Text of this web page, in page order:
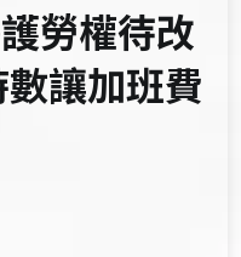
勞權待改
讓加班費